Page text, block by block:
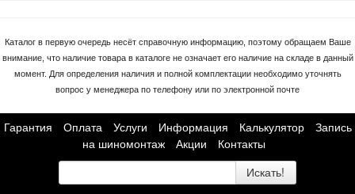
Каталог в первую очередь несёт справочную информацию, поэтому обращаем Ваше
внимание, что наличие товара в каталоге не означает его наличие на складе в данный
момент. Для определения наличия и полной комплектации необходимо уточнять
вопрос у менеджера по телефону или по электронной почте
Гарантия Оплата Услуги Информация Калькулятор
Запись
на шиномонтаж
Акции Контакты
Искать!